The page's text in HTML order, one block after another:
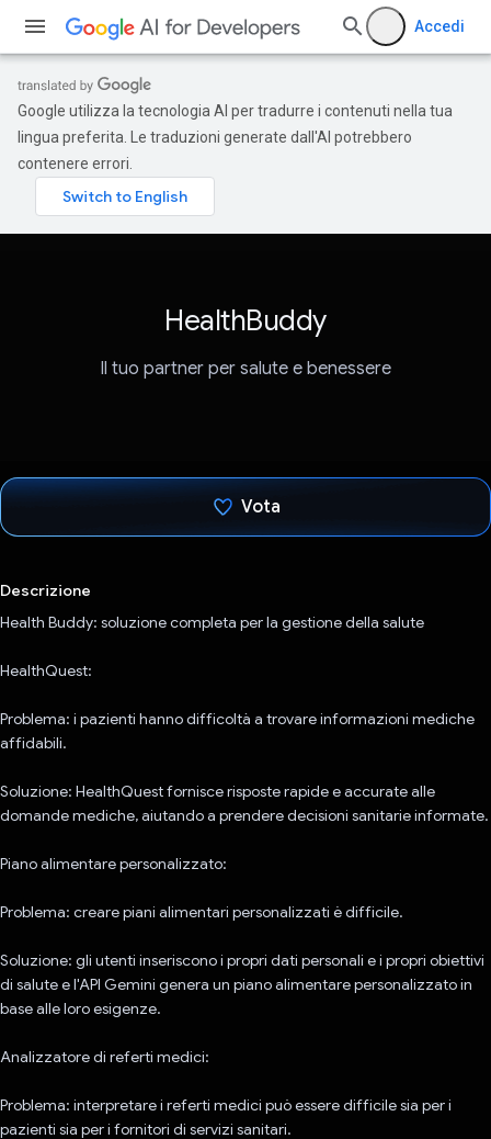
Accedi
Google utilizza la tecnologia AI per tradurre i contenuti nella tua
lingua preferita. Le traduzioni generate dall'AI potrebbero
contenere errori.
HealthBuddy
Il tuo partner per salute e benessere
Vota
Descrizione
Health Buddy: soluzione completa per la gestione della salute
HealthQuest:
Problema: i pazienti hanno difficoltà a trovare informazioni mediche
affidabili.
Soluzione: HealthQuest fornisce risposte rapide e accurate alle
domande mediche, aiutando a prendere decisioni sanitarie informate.
Piano alimentare personalizzato:
Problema: creare piani alimentari personalizzati è difficile.
Soluzione: gli utenti inseriscono i propri dati personali e i propri obiettivi
di salute e l'API Gemini genera un piano alimentare personalizzato in
base alle loro esigenze.
Analizzatore di referti medici:
Problema: interpretare i referti medici può essere difficile sia per i
pazienti sia per i fornitori di servizi sanitari.